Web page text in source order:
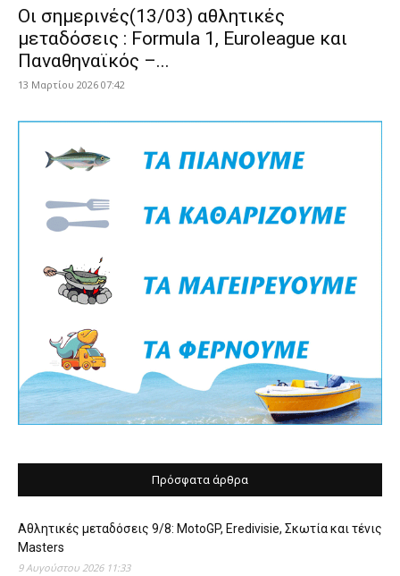
Οι σημερινές(13/03) αθλητικές
μεταδόσεις : Formula 1, Euroleague και
Παναθηναϊκός –...
13 Μαρτίου 2026 07:42
Πρόσφατα άρθρα
Αθλητικές μεταδόσεις 9/8: MotoGP, Eredivisie, Σκωτία και τένις
Masters
9 Αυγούστου 2026 11:33